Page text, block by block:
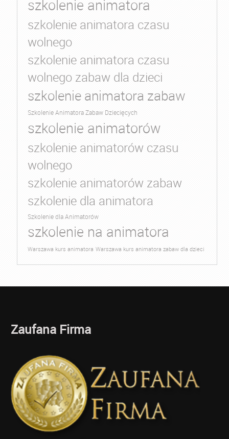
szkolenie animatora
szkolenie animatora czasu
wolnego
szkolenie animatora czasu
wolnego zabaw dla dzieci
szkolenie animatora zabaw
Szkolenie Animatora Zabaw Dziecięcych
szkolenie animatorów
szkolenie animatorów czasu
wolnego
szkolenie animatorów zabaw
szkolenie dla animatora
Szkolenie dla Animatorów
szkolenie na animatora
Warszawa kurs animatora Warszawa kurs animatora zabaw dla dzieci
Zaufana Firma